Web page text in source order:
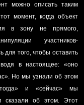
можно описать таким
момент, когда объект
в зону не прямого,
участников-
для того, чтобы оставить
в настоящее: «оно
Но мы узнали об этом
и «сейчас» мы
сказали об этом. Этот